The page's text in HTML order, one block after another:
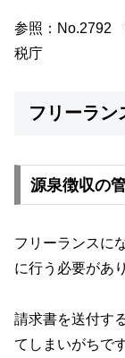
参照： No.2792
税庁
フリーラン
源泉徴収の
フリーランスに
に行う必要があ
請求書を送付す
てしまいがちです